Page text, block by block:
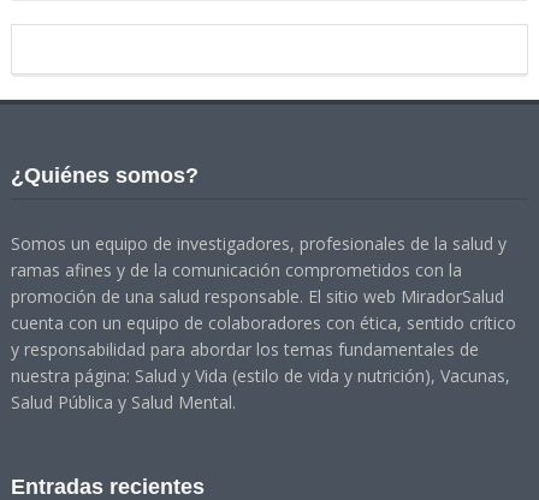
¿Quiénes somos?
Somos un equipo de investigadores, profesionales de la salud y
ramas afines y de la comunicación comprometidos con la
promoción de una salud responsable. El sitio web MiradorSalud
cuenta con un equipo de colaboradores con ética, sentido crítico
y responsabilidad para abordar los temas fundamentales de
nuestra página: Salud y Vida (estilo de vida y nutrición), Vacunas,
Salud Pública y Salud Mental.
Entradas recientes